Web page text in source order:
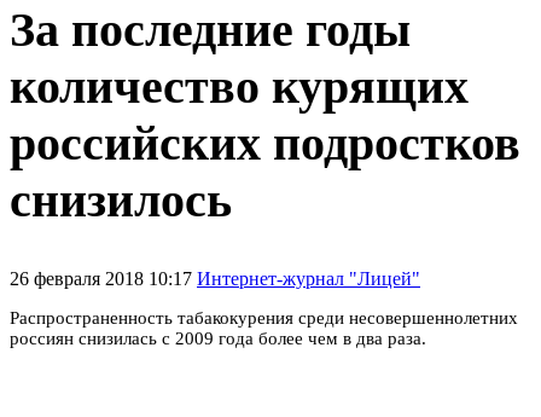
За последние годы
количество курящих
российских подростков
снизилось
26 февраля 2018 10:17 Интернет-журнал "Лицей"
Распространенность табакокурения среди несовершеннолетних
россиян снизилась с 2009 года более чем в два раза.